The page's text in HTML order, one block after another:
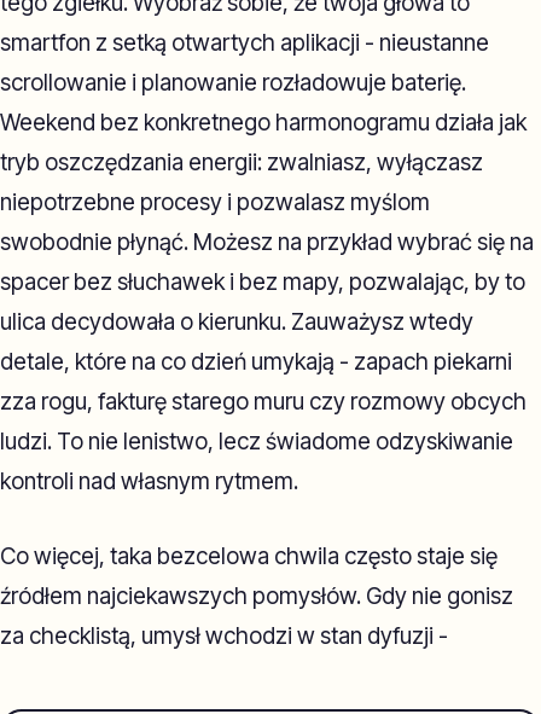
smartfon z setką otwartych aplikacji - nieustanne
scrollowanie i planowanie rozładowuje baterię.
Weekend bez konkretnego harmonogramu działa jak
tryb oszczędzania energii: zwalniasz, wyłączasz
niepotrzebne procesy i pozwalasz myślom
swobodnie płynąć. Możesz na przykład wybrać się na
spacer bez słuchawek i bez mapy, pozwalając, by to
ulica decydowała o kierunku. Zauważysz wtedy
detale, które na co dzień umykają - zapach piekarni
zza rogu, fakturę starego muru czy rozmowy obcych
ludzi. To nie lenistwo, lecz świadome odzyskiwanie
kontroli nad własnym rytmem.
Co więcej, taka bezcelowa chwila często staje się
źródłem najciekawszych pomysłów. Gdy nie gonisz
za checklistą, umysł wchodzi w stan dyfuzji -